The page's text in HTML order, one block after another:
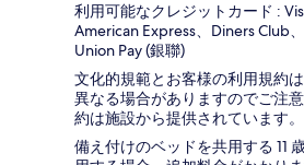
利用可能なクレジットカード :
American Express、Diners Club
Union Pay (銀聯)
文化的規範とお客様の利用規約
異なる場合がありますのでご注
約は施設から提供されています。
備え付けのベッドを共用する 11